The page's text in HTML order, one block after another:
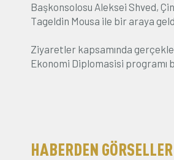
Başkonsolosu Aleksei Shved,
Tageldin Mousa ile bir araya
Ziyaretler kapsamında
Ekonomi Diplomasisi programı
HABERDEN GÖRSELLER